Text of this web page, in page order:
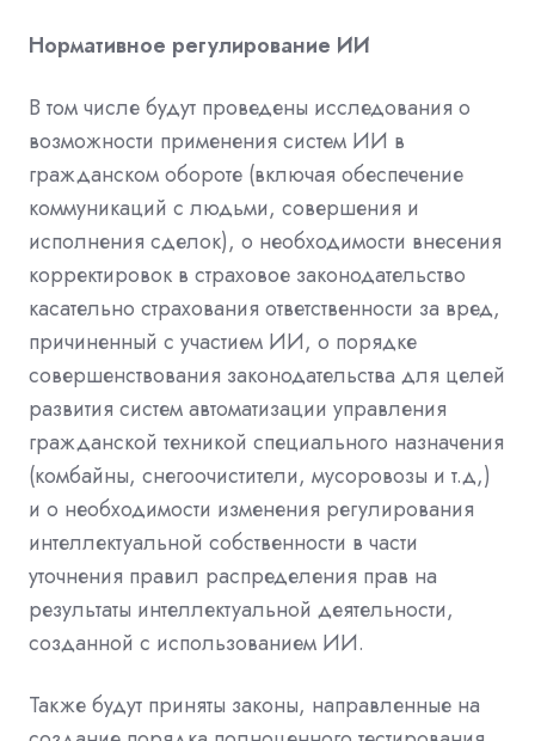
Нормативное регулирование ИИ
В том числе будут проведены исследования о
возможности применения систем ИИ в
гражданском обороте (включая обеспечение
коммуникаций с людьми, совершения и
исполнения сделок), о необходимости внесения
корректировок в страховое законодательство
касательно страхования ответственности за вред,
причиненный с участием ИИ, о порядке
совершенствования законодательства для целей
развития систем автоматизации управления
гражданской техникой специального назначения
(комбайны, снегоочистители, мусоровозы и т.д,)
и о необходимости изменения регулирования
интеллектуальной собственности в части
уточнения правил распределения прав на
результаты интеллектуальной деятельности,
созданной с использованием ИИ.
Также будут приняты законы, направленные на